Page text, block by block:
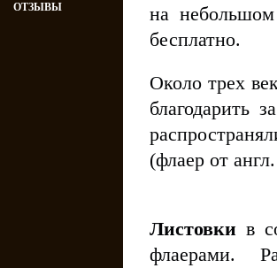
ОТЗЫВЫ
на
бесплатно.
Около трех
благодарить
(флаер от
Листовки в
флаерами.